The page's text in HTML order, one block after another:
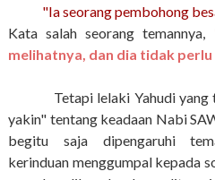
"Ia seorang pembohong
Kata salah seorang temannya,
melihatnya, dan dia tidak
Tetapi lelaki Yahudi yang
yakin" tentang keadaan Nabi
begitu saja dipengaruhi
kerinduan menggumpal kepada